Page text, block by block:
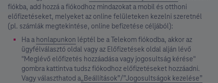
fiókba, add hozzá a fiókodhoz mindazokat a mobil és otthoni
előfizetéseket, melyeket az online felületeken kezelni szeretnél
(pl. számlák megtekintése, online befizetése céljából):
Ha a honlapunkon léptél be a Telekom fiókodba, akkor az
ügyfélválasztó oldal vagy az Előfizetések oldal alján lévő
"Meglévő előfizetés hozzáadása vagy jogosultság kérése"
gombra kattintva tudsz fiókodhoz előfizetéseket hozzáadni.
Vagy választhatod a„Beállítások”/”Jogosultságok kezelése”